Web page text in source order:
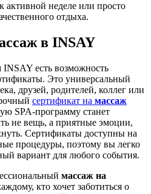
активной неделе или просто
отдыха.
в INSAY
есть возможность
Это универсальный
друзей, родителей, коллег или
сертификат на массаж
SPA-программу станет
не вещь, а приятные эмоции,
Сертификаты доступны на
процедуры, поэтому вы легко
вариант для любого события.
массаж на
кто хочет заботиться о